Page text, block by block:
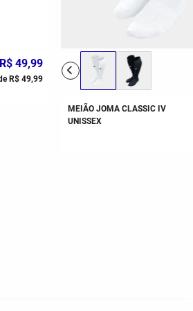
49,99
R$ 49,99
MEIÃO JOMA CLASSIC IV
UNISSEX